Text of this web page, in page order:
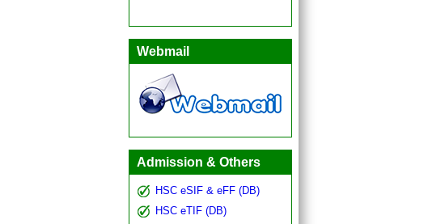
Webmail
Admission & Others
HSC eSIF & eFF (DB)
HSC eTIF (DB)